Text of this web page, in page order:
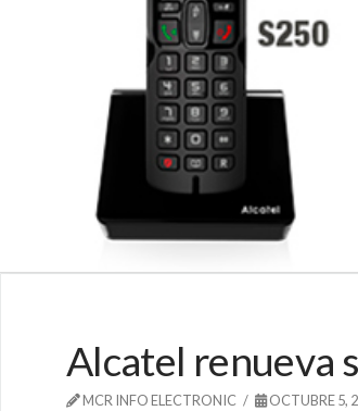
Alcatel renueva
MCR INFO ELECTRONIC OCTUBRE 5,